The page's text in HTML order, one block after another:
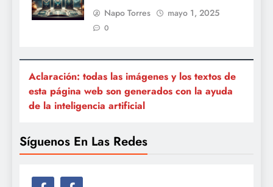
Napo Torres mayo 1, 2025
0
Aclaración: todas las imágenes y los textos de
esta página web son generados con la ayuda
de la inteligencia artificial
Síguenos En Las Redes